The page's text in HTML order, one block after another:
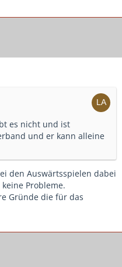
es nicht und ist
und er kann alleine
den Auswärtsspielen dabei
Probleme.
Gründe die für das